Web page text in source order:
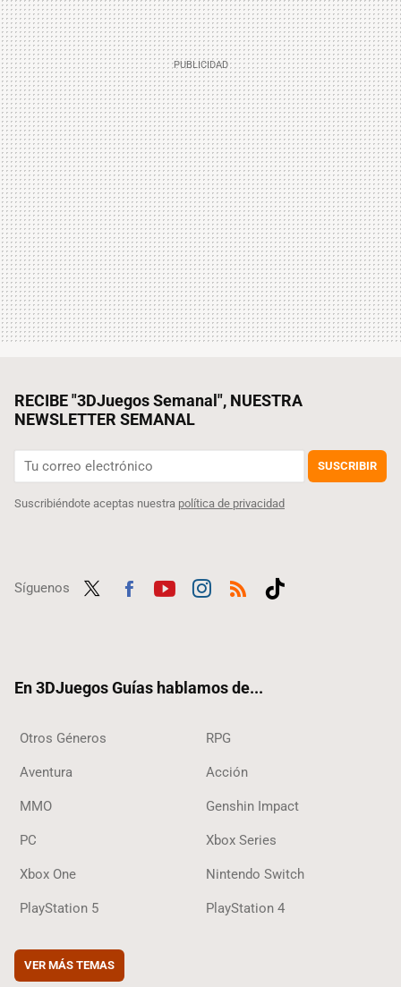
RECIBE "3DJuegos Semanal", NUESTRA
NEWSLETTER SEMANAL
SUSCRIBIR
Suscribiéndote aceptas nuestra política de privacidad
Síguenos
En 3DJuegos Guías hablamos de...
Otros Géneros RPG
Aventura Acción
MMO Genshin Impact
PC Xbox Series
Xbox One Nintendo Switch
PlayStation 5 PlayStation 4
VER MÁS TEMAS